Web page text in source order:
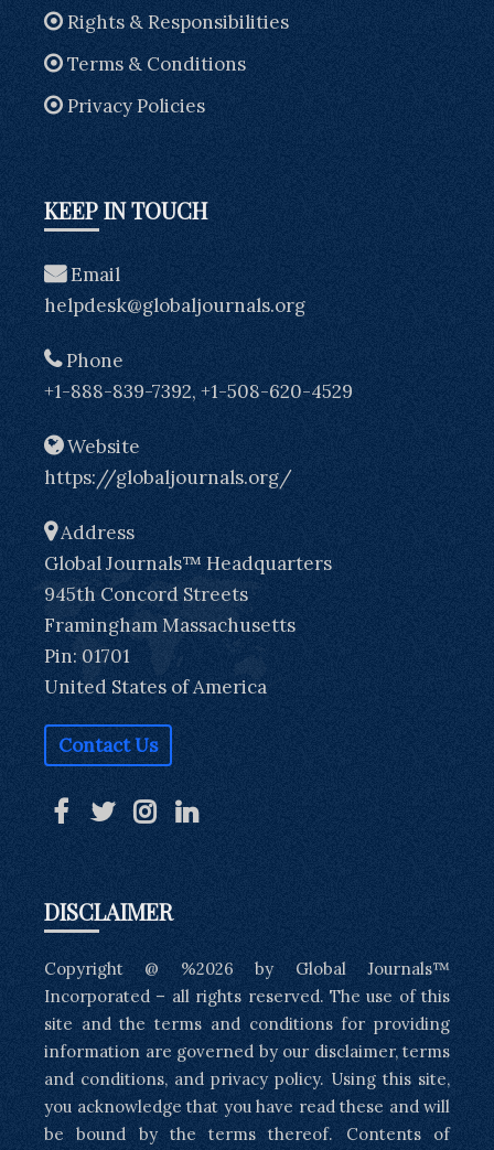
Rights & Responsibilities
Terms & Conditions
Privacy Policies
KEEP IN TOUCH
Email
helpdesk@globaljournals.org
Phone
+1-888-839-7392, +1-508-620-4529
Website
https://globaljournals.org/
Address
Global Journals™ Headquarters
945th Concord Streets
Framingham Massachusetts
Pin: 01701
United States of America
Contact Us
DISCLAIMER
Copyright @ %2026 by Global Journals™
Incorporated – all rights reserved. The use of this
site and the terms and conditions for providing
information are governed by our disclaimer, terms
and conditions, and privacy policy. Using this site,
you acknowledge that you have read these and will
be bound by the terms thereof. Contents of